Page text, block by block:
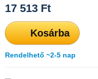
17 513 Ft
Kosárba
Rendelhető ~2-5 nap